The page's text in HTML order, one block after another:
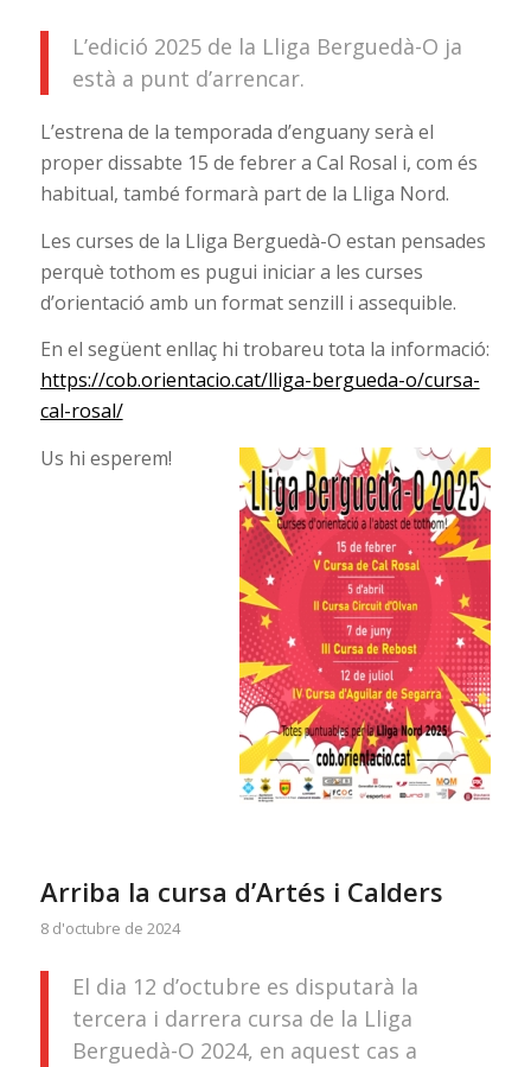
L’edició 2025 de la Lliga Berguedà-O ja
està a punt d’arrencar.
L’estrena de la temporada d’enguany serà el
proper dissabte 15 de febrer a Cal Rosal i, com és
habitual, també formarà part de la Lliga Nord.
Les curses de la Lliga Berguedà-O estan pensades
perquè tothom es pugui iniciar a les curses
d’orientació amb un format senzill i assequible.
En el següent enllaç hi trobareu tota la informació:
https://cob.orientacio.cat/lliga-bergueda-o/cursa-
cal-rosal/
Us hi esperem!
Arriba la cursa d’Artés i Calders
8 d'octubre de 2024
El dia 12 d’octubre es disputarà la
tercera i darrera cursa de la Lliga
Berguedà-O 2024, en aquest cas a